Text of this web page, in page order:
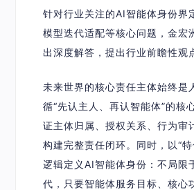
针对行业关注的AI智能体身份界
模型迭代适配等核心问题， 金宏
出深度解答，提出行业前瞻性观
未来世界的核心责任主体始终是
循“先认主人、再认智能体”的核
证主体归属、授权关系、行为审
构建完整责任闭环。同时，以“
逻辑定义AI智能体身份： 不局限
代，只要智能体服务目标、核心